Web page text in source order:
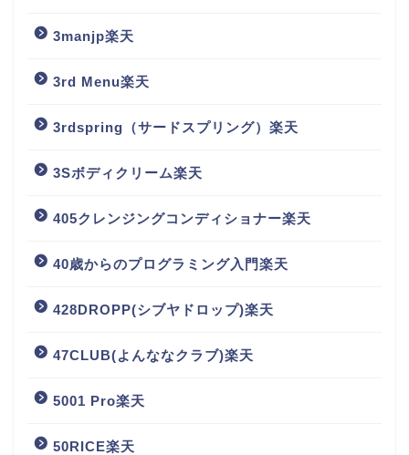
3manjp楽天
3rd Menu楽天
3rdspring（サードスプリング）楽天
3Sボディクリーム楽天
405クレンジングコンディショナー楽天
40歳からのプログラミング入門楽天
428DROPP(シブヤドロップ)楽天
47CLUB(よんななクラブ)楽天
5001 Pro楽天
50RICE楽天